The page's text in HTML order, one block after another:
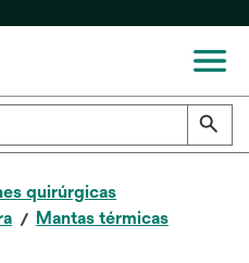
quirúrgicas
Mantas térmicas